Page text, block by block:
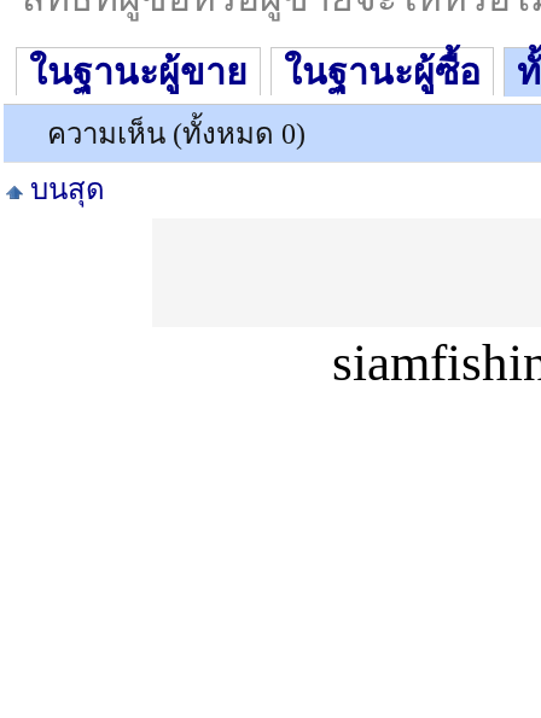
ในฐานะผู้ขาย ในฐานะผู้ซื้อ
ความเห็น (ทั้งหมด 0)
บนสุด